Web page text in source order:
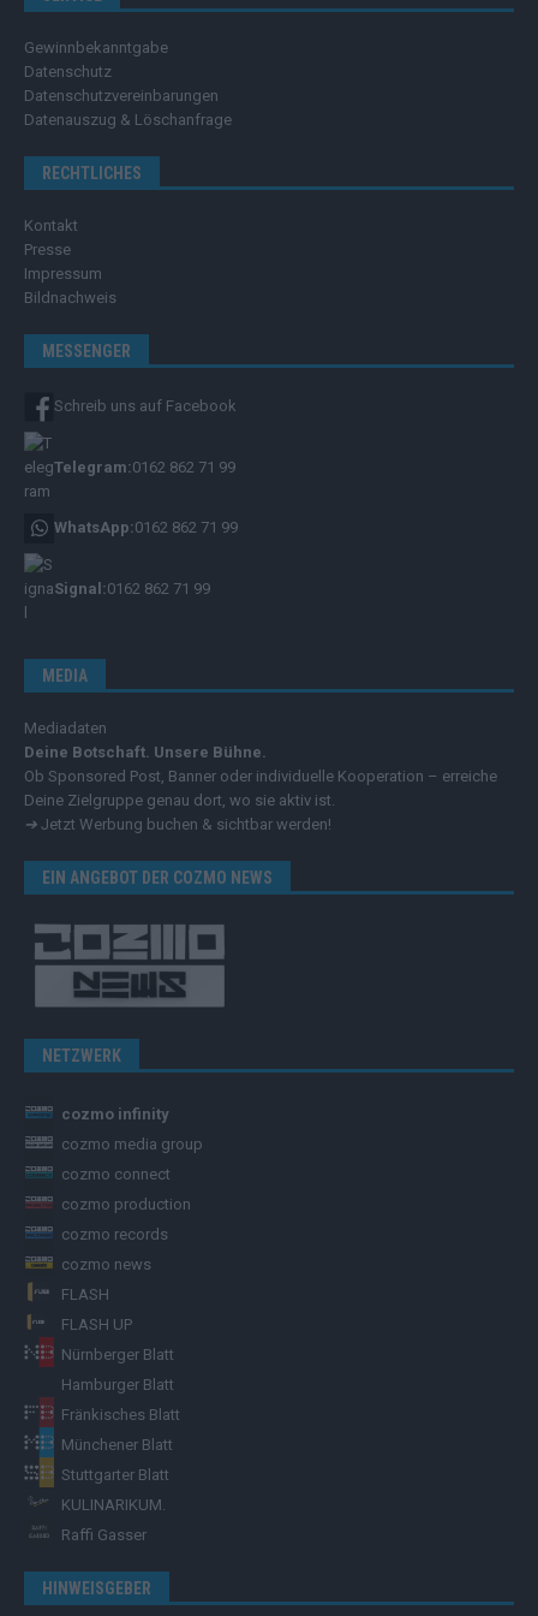
Gewinnbekanntgabe
Datenschutz
Datenschutzvereinbarungen
Datenauszug & Löschanfrage
RECHTLICHES
Kontakt
Presse
Impressum
Bildnachweis
MESSENGER
Schreib uns auf Facebook
Telegram:0162 862 71 99
WhatsApp:0162 862 71 99
Signal:0162 862 71 99
MEDIA
Mediadaten
Deine Botschaft. Unsere Bühne.
Ob Sponsored Post, Banner oder individuelle Kooperation – erreiche
Deine Zielgruppe genau dort, wo sie aktiv ist.
➔ Jetzt Werbung buchen & sichtbar werden!
EIN ANGEBOT DER COZMO NEWS
NETZWERK
cozmo infinity
cozmo media group
cozmo connect
cozmo production
cozmo records
cozmo news
FLASH
FLASH UP
Nürnberger Blatt
Hamburger Blatt
Fränkisches Blatt
Münchener Blatt
Stuttgarter Blatt
KULINARIKUM.
Raffi Gasser
HINWEISGEBER